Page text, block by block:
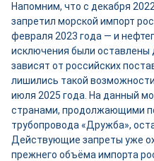
Напомним, что с декабря
запретил морской импорт
февраля 2023 года — и
исключения были оставлены
зависят от российских
лишились такой
июля 2025 года. На данный
странами, продолжающими
трубопровода «Дружба»,
Действующие запреты уже
прежнего объёма импорта